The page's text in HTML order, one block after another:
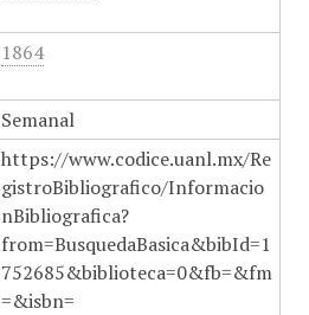
1864
Semanal
https://www.codice.uanl.mx/Re
gistroBibliografico/Informacio
nBibliografica?
from=BusquedaBasica&bibId=1
752685&biblioteca=0&fb=&fm
=&isbn=